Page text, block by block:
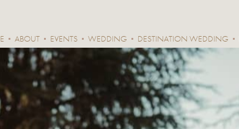
ABOUT EVENTS WEDDING DESTINATION WEDDING